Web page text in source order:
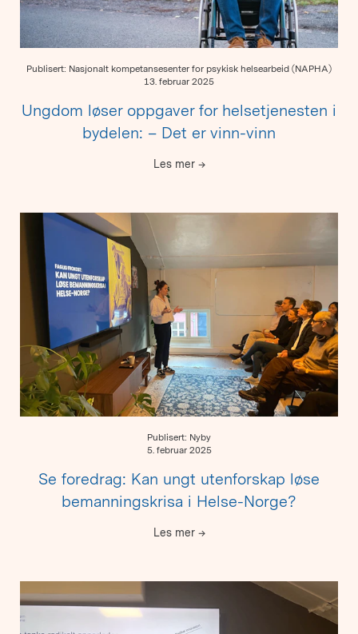
Publisert: Nasjonalt kompetansesenter for psykisk helsearbeid (NAPHA)
13. februar 2025
Ungdom løser oppgaver for helsetjenesten i
bydelen: – Det er vinn-vinn
Les mer →
Publisert: Nyby
5. februar 2025
Se foredrag: Kan ungt utenforskap løse
bemanningskrisa i Helse-Norge?
Les mer →